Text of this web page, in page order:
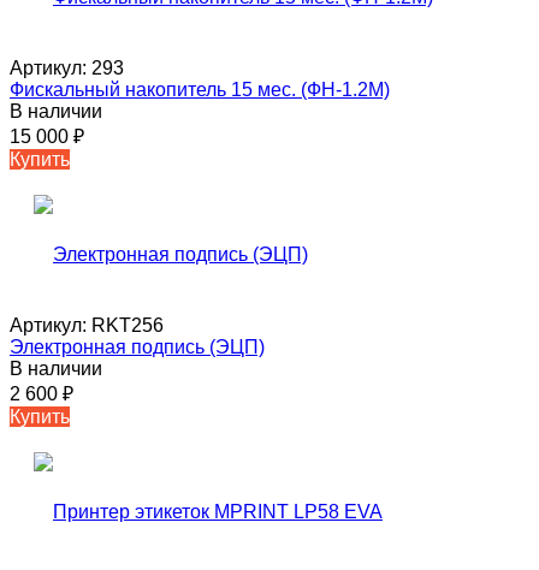
Артикул: 293
Фискальный накопитель 15 мес. (ФН-1.2М)
В наличии
15 000 ₽
Купить
Артикул: RKT256
Электронная подпись (ЭЦП)
В наличии
2 600 ₽
Купить